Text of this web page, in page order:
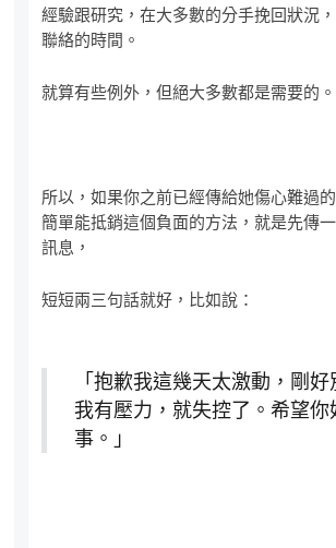
經驗跟研究，在大多數的分手挽回狀況
聯絡的時間。
就算有些例外，但絕大多數都是需要的。
所以，如果你之前已經傳給她傷心難過
簡單能抵銷這個負面的方法，就是先傳
訊息，
短短兩三句話就好，比如說：
「抱歉我這幾天太激動，剛
我有壓力，就失控了。希望你
事。」